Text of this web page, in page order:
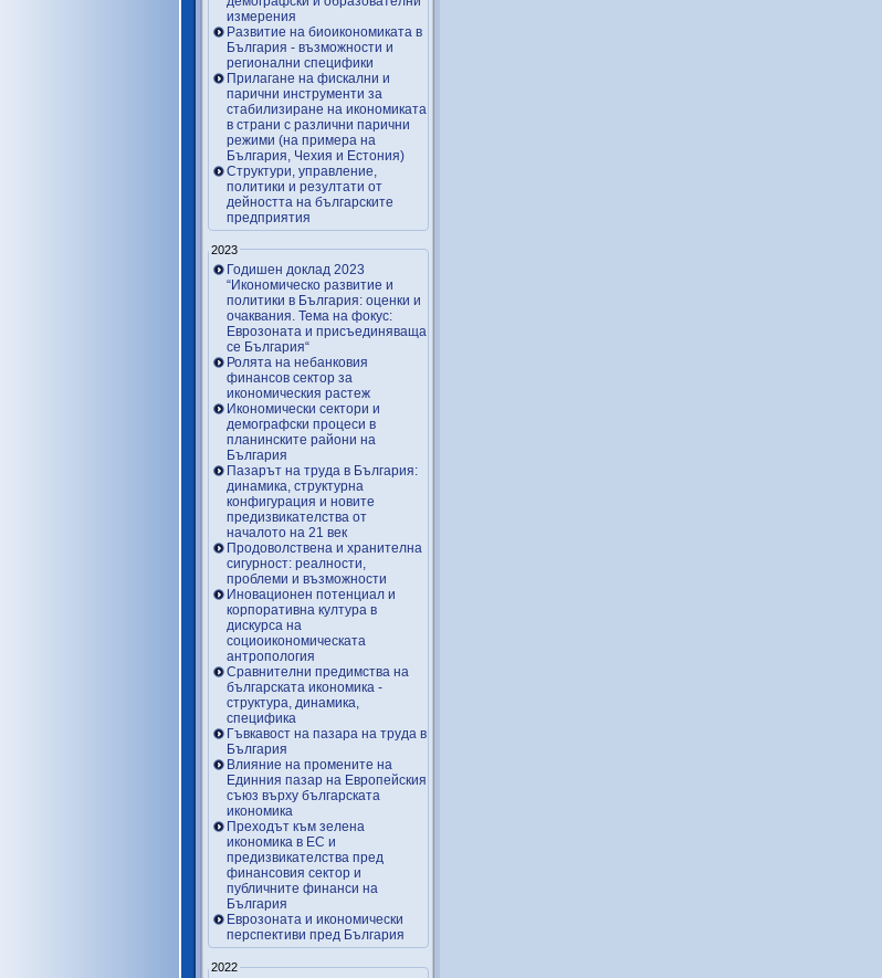
измерения
Развитие на биоикономиката в
България - възможности и
регионални специфики
Прилагане на фискални и
парични инструменти за
стабилизиране на икономиката
в страни с различни парични
режими (на примера на
България, Чехия и Естония)
Структури, управление,
политики и резултати от
дейността на българските
предприятия
2023
Годишен доклад 2023
“Икономическо развитие и
политики в България: оценки и
очаквания. Тема на фокус:
Еврозоната и присъединяваща
се България“
Ролята на небанковия
финансов сектор за
икономическия растеж
Икономически сектори и
демографски процеси в
планинските райони на
България
Пазарът на труда в България:
динамика, структурна
конфигурация и новите
предизвикателства от
началото на 21 век
Продоволствена и хранителна
сигурност: реалности,
проблеми и възможности
Иновационен потенциал и
корпоративна култура в
дискурса на
социоикономическата
антропология
Сравнителни предимства на
българската икономика -
структура, динамика,
специфика
Гъвкавост на пазара на труда в
България
Влияние на промените на
Единния пазар на Европейския
съюз върху българската
икономика
Преходът към зелена
икономика в ЕС и
предизвикателства пред
финансовия сектор и
публичните финанси на
България
Еврозоната и икономически
перспективи пред България
2022